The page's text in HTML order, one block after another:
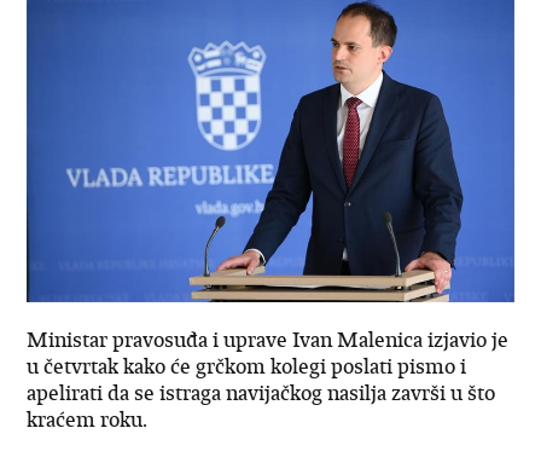
Ministar pravosuđa i uprave Ivan Malenica izjavio je
u četvrtak kako će grčkom kolegi poslati pismo i
apelirati da se istraga navijačkog nasilja završi u što
kraćem roku.